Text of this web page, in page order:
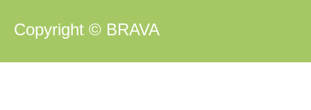
Copyright © BRAVA